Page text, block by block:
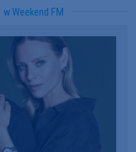
w Weekend FM